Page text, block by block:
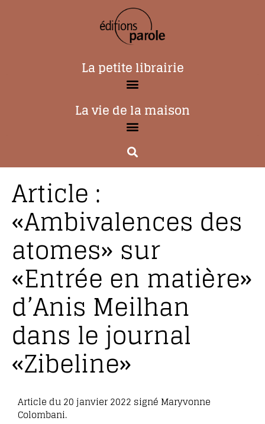
La petite librairie
La vie de la maison
Article :
«Ambivalences des
atomes» sur
«Entrée en matière»
d’Anis Meilhan
dans le journal
«Zibeline»
Article du 20 janvier 2022 signé Maryvonne
Colombani.